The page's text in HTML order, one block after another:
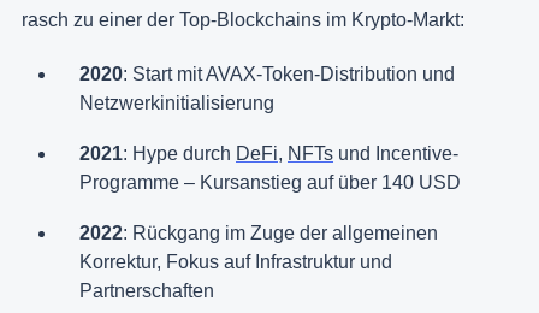
rasch zu einer der Top-Blockchains im Krypto-Markt:
2020: Start mit AVAX-Token-Distribution und
Netzwerkinitialisierung
2021: Hype durch DeFi, NFTs und Incentive-
Programme – Kursanstieg auf über 140 USD
2022: Rückgang im Zuge der allgemeinen
Korrektur, Fokus auf Infrastruktur und
Partnerschaften